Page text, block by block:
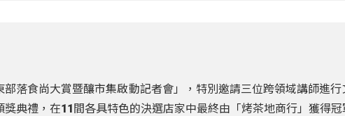
落食尚大賞暨釀市集啟動記者會」，特別邀請三位跨領域講師進行
獎典禮，在11間各具特色的決選店家中最終由「烤茶地商行」獲得